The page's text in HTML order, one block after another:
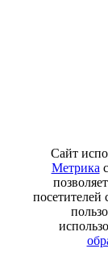
Сайт
Метрика
посетителей